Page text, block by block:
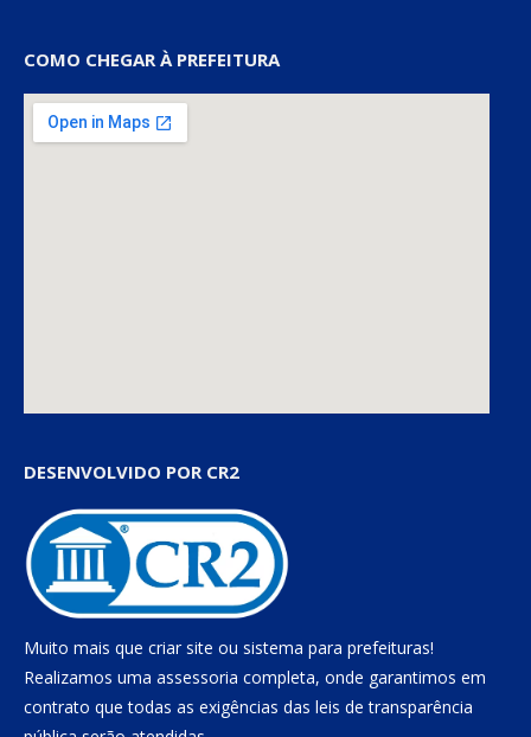
COMO CHEGAR À PREFEITURA
DESENVOLVIDO POR CR2
Muito mais que criar site ou sistema para prefeituras!
Realizamos uma assessoria completa, onde garantimos em
contrato que todas as exigências das leis de transparência